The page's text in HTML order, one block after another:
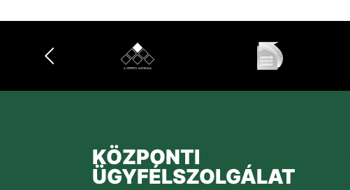
KÖZPONTI
ÜGYFÉLSZOLGÁLAT